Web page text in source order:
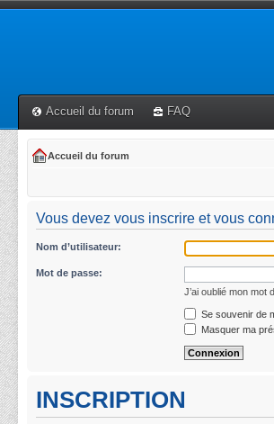
Accueil du forum FAQ
Accueil du forum
Vous devez vous inscrire et vous
Nom d’utilisateur:
Mot de passe:
J’ai oublié mon mot
Se souvenir de
Masquer ma
INSCRIPTION